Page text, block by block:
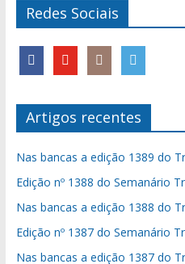
Redes Sociais
Artigos recentes
Nas bancas a edição 1389 do
Edição nº 1388 do Semanário
Nas bancas a edição 1388 do
Edição nº 1387 do Semanário
Nas bancas a edição 1387 do